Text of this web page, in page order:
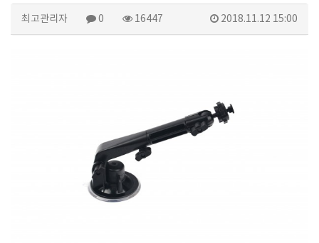
최고관리자 0 16447 2018.11.12 15:00